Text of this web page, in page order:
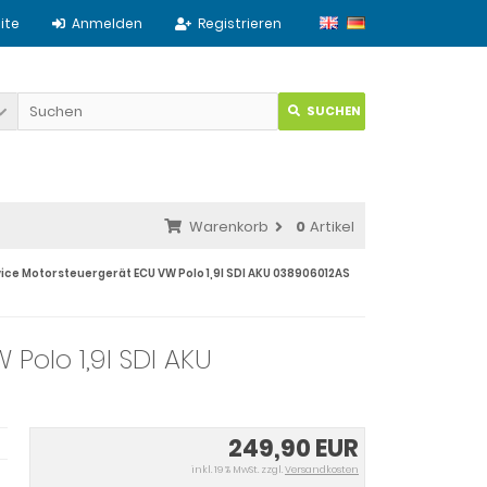
Registrieren
Anmelden
SUCHEN
Warenkorb 0 Artikel
Motorsteuergerät ECU VW Polo 1,9l SDI AKU 038906012AS
1,9l SDI AKU
249,90 EUR
inkl. 19 % MwSt. zzgl.Versandkosten